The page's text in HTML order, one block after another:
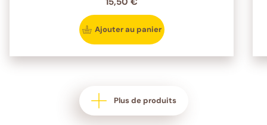
Ajouter au panier
Plus de produits